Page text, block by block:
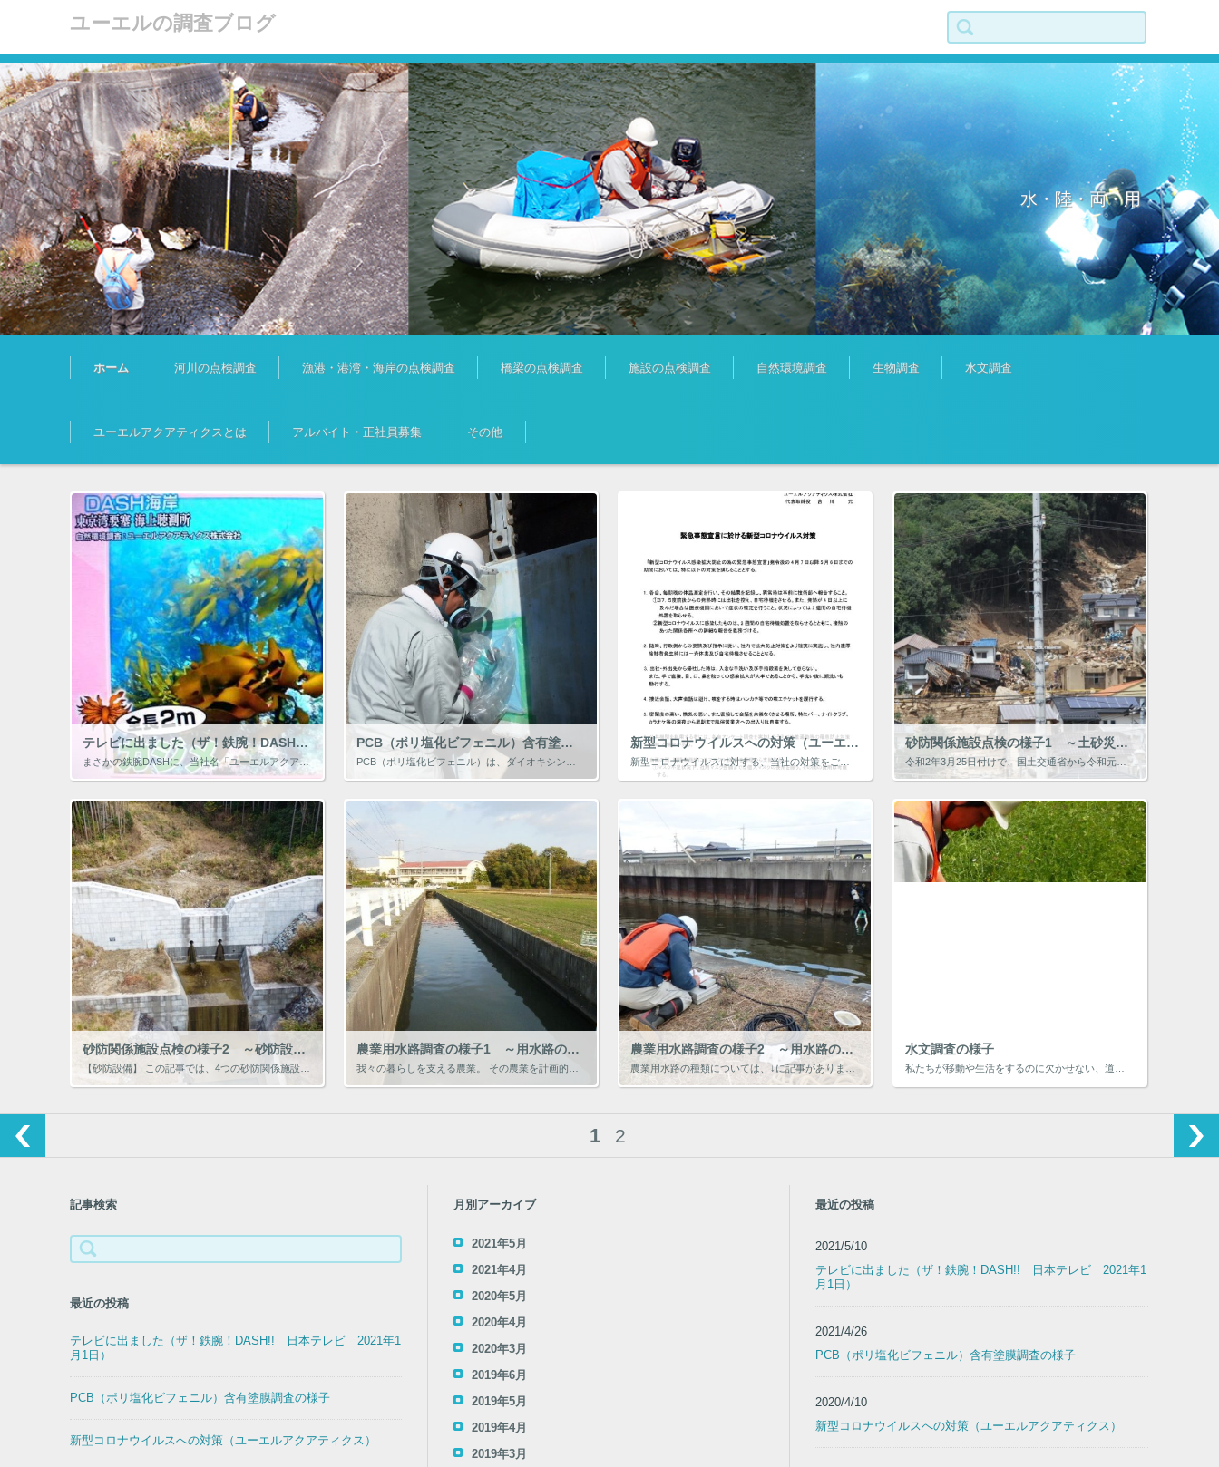
ユーエルの調査ブログ
検索:
水・陸・両・用
コンテンツに移動
ホーム 河川の点検調査 漁港・港湾・海岸の点検調査 橋梁の点検調査 施設の点検調査 自然環境調査 生物調査 水文調査
ユーエルアクアティクスとは アルバイト・正社員募集 その他
テレビに出ました（ザ！鉄腕！DASH!! 日本テレビ 2021年1月1日）
まさかの鉄腕DASHに、当社名「ユーエルアクアティクス株式会社」が、当社の調査員が撮影した水中写真と共にテレビに出ました！！ とある日に、鉄腕DASHの製作会社の方から「当社の写真を使用させてもらえないか？」との打診があ […]
PCB（ポリ塩化ビフェニル）含有塗膜調査の様子 新型コロナウイルスへの対策（ユーエルアクアティクス） 砂防関係施設点検の様子1 ～土砂災害との戦い～
令和2年3月25日付けで、国土交通省から令和元年（=H31、2019年）の土砂災害発生件数について発表がありました。 その件数は全国で1,996件となり、昭和57 年（1982年）からの38年間の集計期間の中で、歴代4番 […]
砂防関係施設点検の様子2 ～砂防設備～ 農業用水路調査の様子1 ～用水路の種類と特徴～ 農業用水路調査の様子2 ～用水路の点検～ 水文調査の様子
1 2
記事検索
検
索:
最近の投稿
テレビに出ました（ザ！鉄腕！DASH!! 日本テレビ 2021年1
月1日）
PCB（ポリ塩化ビフェニル）含有塗膜調査の様子
新型コロナウイルスへの対策（ユーエルアクアティクス）
月別アーカイブ
2021年5月
2021年4月
2020年5月
2020年4月
2020年3月
2019年6月
2019年5月
2019年4月
2019年3月
最近の投稿
2021/5/10
テレビに出ました（ザ！鉄腕！DASH!! 日本テレビ 2021年1
月1日）
2021/4/26
PCB（ポリ塩化ビフェニル）含有塗膜調査の様子
2020/4/10
新型コロナウイルスへの対策（ユーエルアクアティクス）